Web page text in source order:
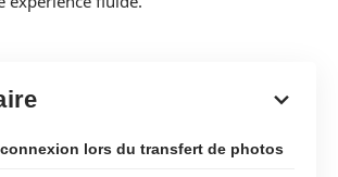
lors du transfert de photos